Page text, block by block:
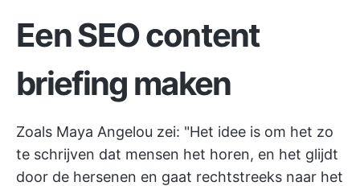
Een SEO content
briefing maken
Zoals Maya Angelou zei: "Het idee is om het zo
te schrijven dat mensen het horen, en het glijdt
door de hersenen en gaat rechtstreeks naar het